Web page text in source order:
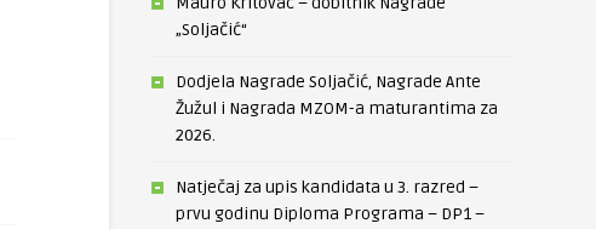
„Soljačić“
Dodjela Nagrade Soljačić, Nagrade Ante
Žužul i Nagrada MZOM-a maturantima za
2026.
Natječaj za upis kandidata u 3. razred –
prvu godinu Diploma Programa – DP1 –